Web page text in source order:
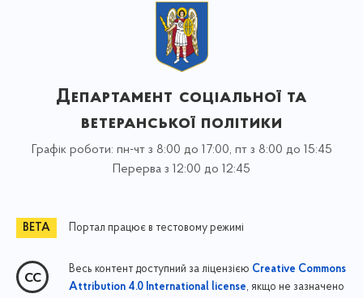
Департамент соціальної та
ветеранської політики
Графік роботи: пн-чт з 8:00 до 17:00, пт з 8:00 до 15:45
Перерва з 12:00 до 12:45
Портал працює в тестовому режимі
Весь контент доступний за ліцензією Creative Commons
Attribution 4.0 International license, якщо не зазначено